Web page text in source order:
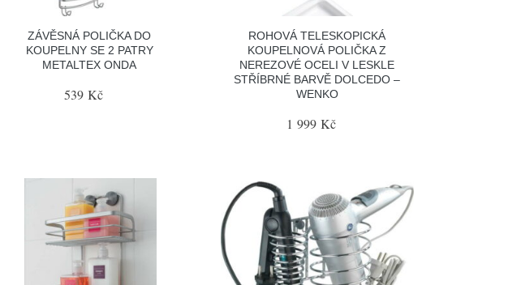
ZÁVĚSNÁ POLIČKA DO
KOUPELNY SE 2 PATRY
METALTEX ONDA
539 Kč
ROHOVÁ TELESKOPICKÁ
KOUPELNOVÁ POLIČKA Z
NEREZOVÉ OCELI V LESKLE
STŘÍBRNÉ BARVĚ DOLCEDO –
WENKO
1 999 Kč